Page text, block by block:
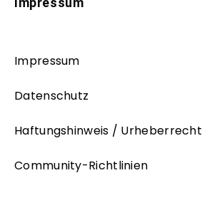
Impressum
Datenschutz
Haftungshinweis / Urheberrecht
Community-Richtlinien